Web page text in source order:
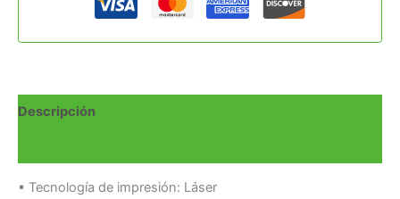
Descripción
▪ Tecnología de impresión: Láser